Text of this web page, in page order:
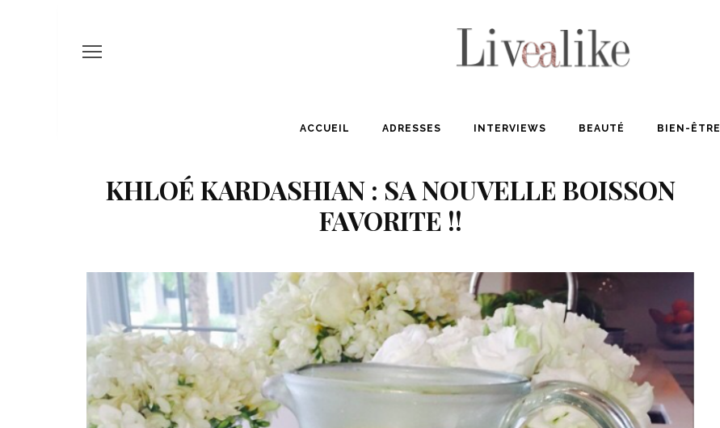
ACCUEIL ADRESSES INTERVIEWS BEAUTÉ BIEN-ÊTRE
KHLOÉ KARDASHIAN : SA NOUVELLE BOISSON
FAVORITE !!